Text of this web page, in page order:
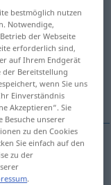
antippen)
schalten
bestmöglich nutzen
Notwendige,
der Webseite
erforderlich sind,
auf Ihrem Endgerät
der Bereitstellung
wenn Sie uns
Einverständnis
Akzeptieren“. Sie
unserer
zu den Cookies
Sie einfach auf den
zu der
.